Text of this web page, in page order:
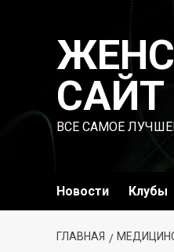
содержимому
САЙТ
ВСЕ САМОЕ
Новости Клубы
ГЛАВНАЯ